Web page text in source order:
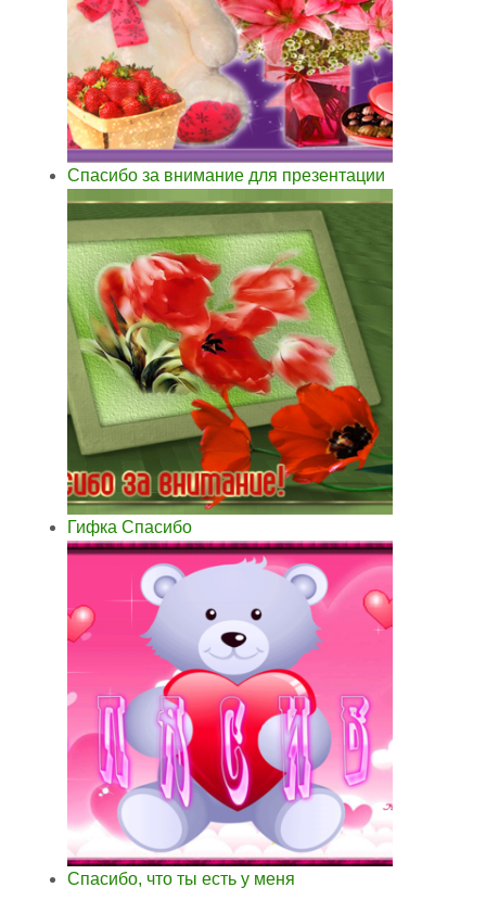
Спасибо за внимание для презентации
Гифка Спасибо
Спасибо, что ты есть у меня